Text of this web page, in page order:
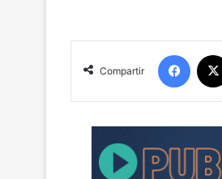
Compartir